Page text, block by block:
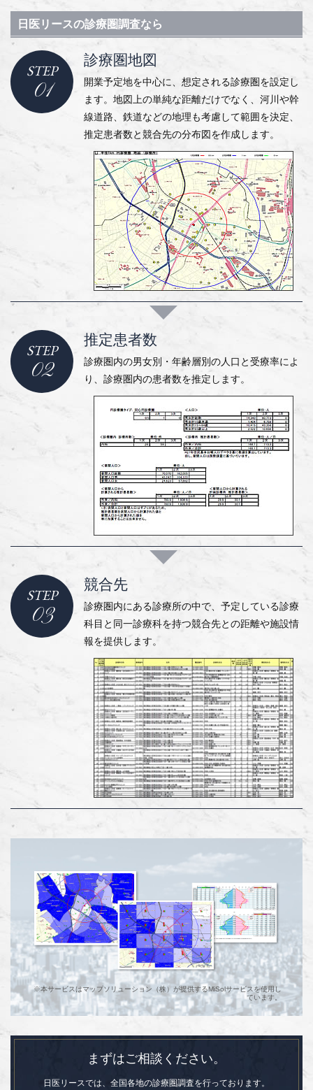
日医リースの診療圏調査なら
STEP
01
診療圏地図
開業予定地を中心に、想定される診療圏を設定し
ます。地図上の単純な距離だけでなく、河川や幹
線道路、鉄道などの地理も考慮して範囲を決定、
推定患者数と競合先の分布図を作成します。
STEP
02
推定患者数
診療圏内の男女別・年齢層別の人口と受療率によ
り、診療圏内の患者数を推定します。
STEP
03
競合先
診療圏内にある診療所の中で、予定している診療
科目と同一診療科を持つ競合先との距離や施設情
報を提供します。
※本サービスはマップソリューション（株）が提供するMiSolサービスを使用し
ています。
まずはご相談ください。
日医リースでは、全国各地の診療圏調査を行っております。